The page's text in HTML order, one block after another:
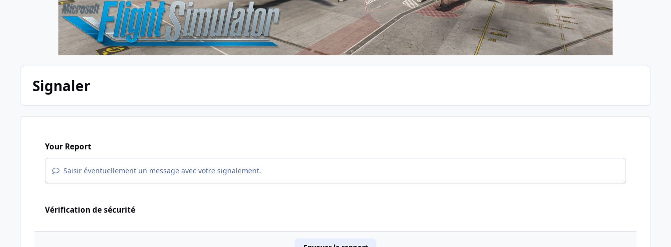
Signaler
Your Report
Saisir éventuellement un message avec votre signalement.
Vérification de sécurité